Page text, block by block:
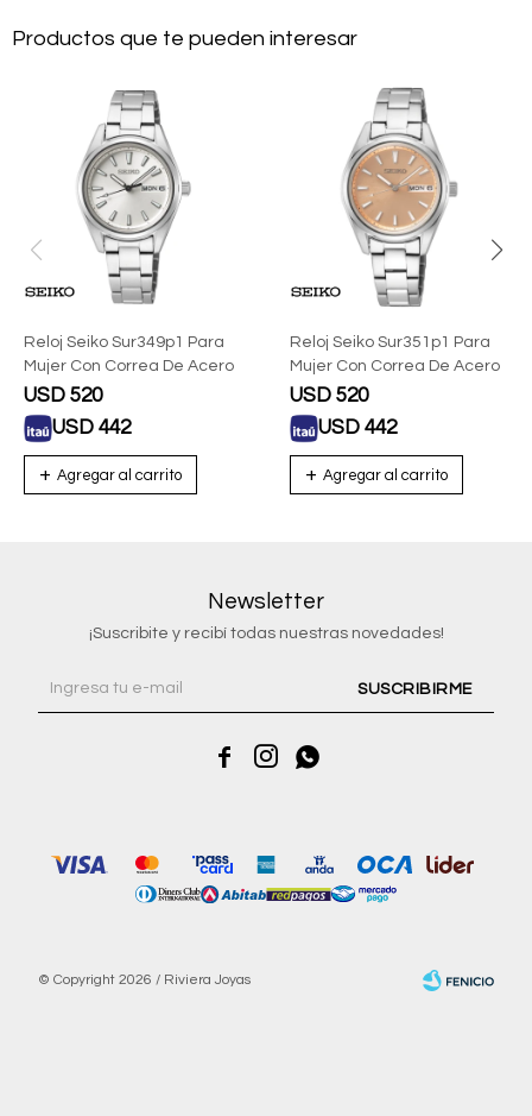
Productos que te pueden interesar
Reloj Seiko Sur349p1 Para
Mujer Con Correa De Acero
USD 520
USD 442
Reloj Seiko Sur351p1 Para
Mujer Con Correa De Acero
USD 520
USD 442
Newsletter
¡Suscribite y recibí todas nuestras novedades!
SUSCRIBIRME
  
© Copyright 2026 / Riviera Joyas